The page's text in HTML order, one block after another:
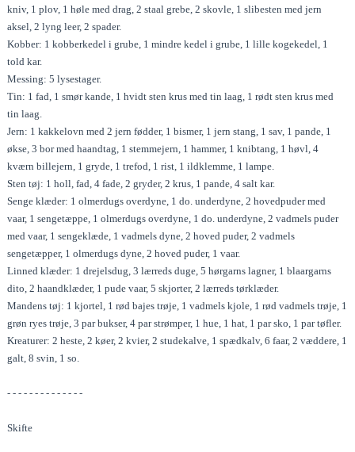
kniv, 1 plov, 1 høle med drag, 2 staal grebe, 2 skovle, 1 slibesten med jern
aksel, 2 lyng leer, 2 spader.
Kobber: 1 kobberkedel i grube, 1 mindre kedel i grube, 1 lille kogekedel, 1
told kar.
Messing: 5 lysestager.
Tin: 1 fad, 1 smør kande, 1 hvidt sten krus med tin laag, 1 rødt sten krus med
tin laag.
Jern: 1 kakkelovn med 2 jern fødder, 1 bismer, 1 jern stang, 1 sav, 1 pande, 1
økse, 3 bor med haandtag, 1 stemmejern, 1 hammer, 1 knibtang, 1 høvl, 4
kværn billejern, 1 gryde, 1 trefod, 1 rist, 1 ildklemme, 1 lampe.
Sten tøj: 1 holl, fad, 4 fade, 2 gryder, 2 krus, 1 pande, 4 salt kar.
Senge klæder: 1 olmerdugs overdyne, 1 do. underdyne, 2 hovedpuder med
vaar, 1 sengetæppe, 1 olmerdugs overdyne, 1 do. underdyne, 2 vadmels puder
med vaar, 1 sengeklæde, 1 vadmels dyne, 2 hoved puder, 2 vadmels
sengetæpper, 1 olmerdugs dyne, 2 hoved puder, 1 vaar.
Linned klæder: 1 drejelsdug, 3 lærreds duge, 5 hørgarns lagner, 1 blaargarns
dito, 2 haandklæder, 1 pude vaar, 5 skjorter, 2 lærreds tørklæder.
Mandens tøj: 1 kjortel, 1 rød bajes trøje, 1 vadmels kjole, 1 rød vadmels trøje, 1
grøn ryes trøje, 3 par bukser, 4 par strømper, 1 hue, 1 hat, 1 par sko, 1 par tøfler.
Kreaturer: 2 heste, 2 køer, 2 kvier, 2 studekalve, 1 spædkalv, 6 faar, 2 væddere, 1
galt, 8 svin, 1 so.
- - - - - - - - - - - - - -
Skifte